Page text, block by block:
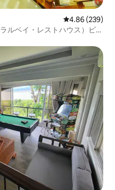
レビュー239
4.86 (239)
ルベイ・レストハウス）ビー